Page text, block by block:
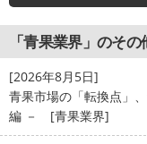
「青果業界」のそ
[2026年8月5日]
青果市場の「転換点」
編 － [青果業界]